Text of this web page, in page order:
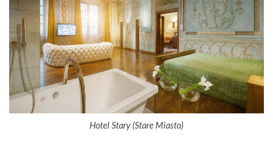
Hotel Stary (Stare Miasto)